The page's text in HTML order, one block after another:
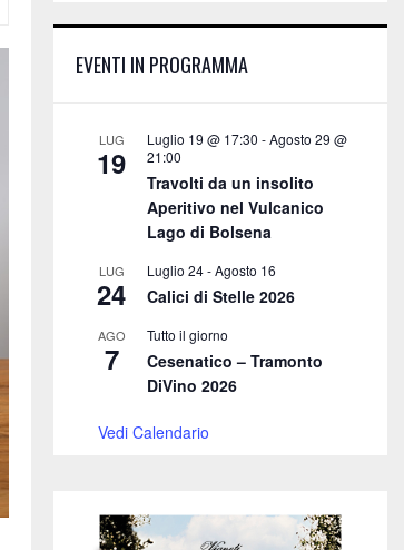
o
C
EVENTI IN PROGRAMMA
LUG
19
Luglio 19 @ 17:30 -Agosto 29 @
21:00
Travolti da un insolito
Aperitivo nel Vulcanico
Lago di Bolsena
LUG
24
Luglio 24-Agosto 16
Calici di Stelle 2026
AGO
7
Tutto il giorno
Cesenatico – Tramonto
DiVino 2026
Vedi Calendario